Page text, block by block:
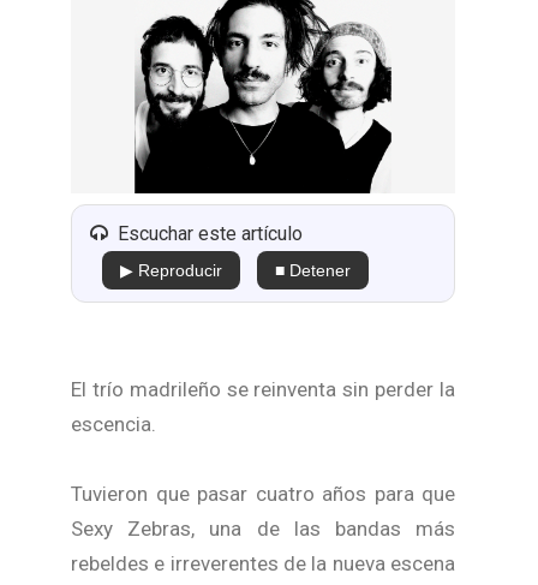
Escuchar este artículo
▶ Reproducir ■ Detener
El trío madrileño se reinventa sin perder la
escencia.
Tuvieron que pasar cuatro años para que
Sexy Zebras, una de las bandas más
rebeldes e irreverentes de la nueva escena